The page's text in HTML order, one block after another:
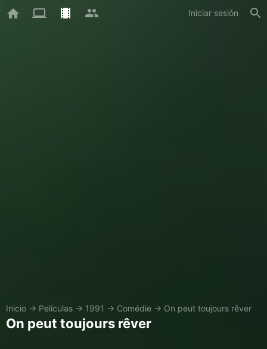
Iniciar sesión
Inicio → Películas → 1991 → Comédie → On peut toujours rêver
On peut toujours rêver